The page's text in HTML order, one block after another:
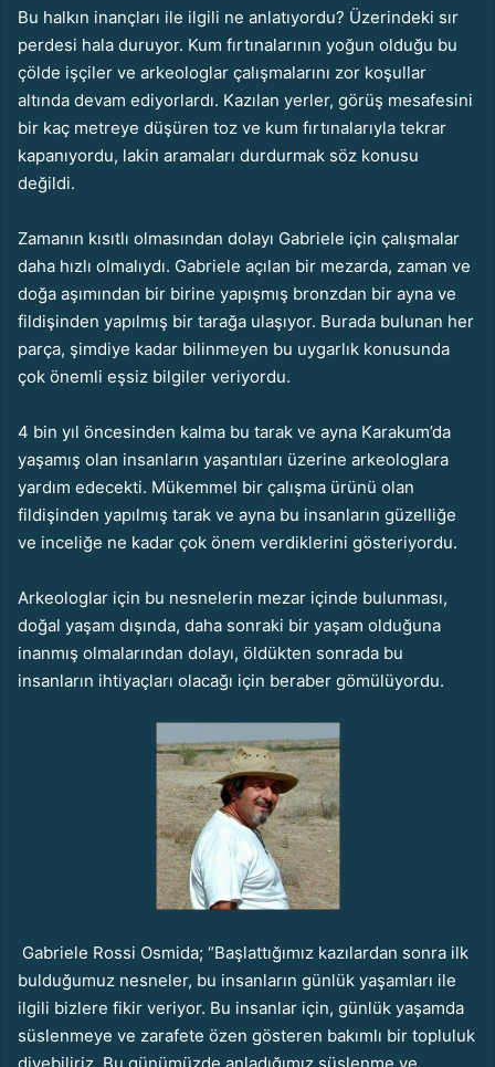
Bu halkın inançları ile ilgili ne anlatıyordu? Üzerindeki sır
perdesi hala duruyor. Kum fırtınalarının yoğun olduğu bu
çölde işçiler ve arkeologlar çalışmalarını zor koşullar
altında devam ediyorlardı. Kazılan yerler, görüş mesafesini
bir kaç metreye düşüren toz ve kum fırtınalarıyla tekrar
kapanıyordu, lakin aramaları durdurmak söz konusu
değildi.
Zamanın kısıtlı olmasından dolayı Gabriele için çalışmalar
daha hızlı olmalıydı. Gabriele açılan bir mezarda, zaman ve
doğa aşımından bir birine yapışmış bronzdan bir ayna ve
fildişinden yapılmış bir tarağa ulaşıyor. Burada bulunan her
parça, şimdiye kadar bilinmeyen bu uygarlık konusunda
çok önemli eşsiz bilgiler veriyordu.
4 bin yıl öncesinden kalma bu tarak ve ayna Karakum’da
yaşamış olan insanların yaşantıları üzerine arkeologlara
yardım edecekti. Mükemmel bir çalışma ürünü olan
fildişinden yapılmış tarak ve ayna bu insanların güzelliğe
ve inceliğe ne kadar çok önem verdiklerini gösteriyordu.
Arkeologlar için bu nesnelerin mezar içinde bulunması,
doğal yaşam dışında, daha sonraki bir yaşam olduğuna
inanmış olmalarından dolayı, öldükten sonrada bu
insanların ihtiyaçları olacağı için beraber gömülüyordu.
Gabriele Rossi Osmida; “Başlattığımız kazılardan sonra ilk
bulduğumuz nesneler, bu insanların günlük yaşamları ile
ilgili bizlere fikir veriyor. Bu insanlar için, günlük yaşamda
süslenmeye ve zarafete özen gösteren bakımlı bir topluluk